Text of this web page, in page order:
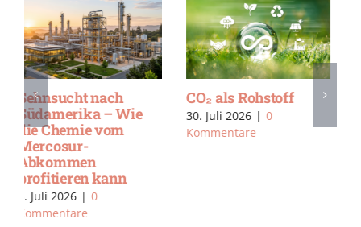
20 Jahre
Vereinbarkeit und es
geht immer weiter
24. Juli 2026
Kommentare
Sehnsucht nach
Südamerika – Wie
die Chemie vom